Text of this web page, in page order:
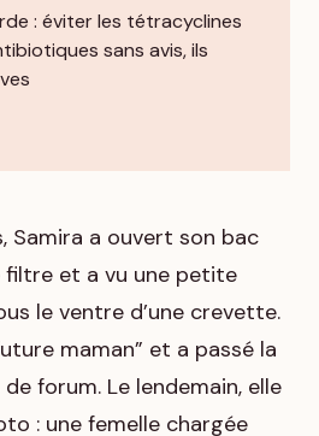
: éviter les tétracyclines
sans avis, ils
Samira a ouvert son bac
filtre et a vu une petite
le ventre d’une crevette.
maman” et a passé la
forum. Le lendemain, elle
: une femelle chargée